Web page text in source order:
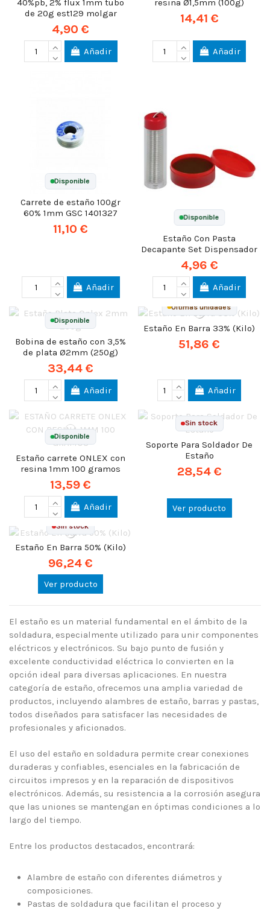
40%pb, 2% flux 1mm tubo
de 20g est129 molgar
4,90 €
Añadir
resina Ø1,5mm (100g)
14,41 €
Añadir
Disponible
Carrete de estaño 100gr
60% 1mm GSC 1401327
11,10 €
Añadir
Disponible
Estaño Con Pasta
Decapante Set Dispensador
4,96 €
Añadir
Disponible
Bobina de estaño con 3,5%
de plata Ø2mm (250g)
33,44 €
Añadir
Últimas unidades
Estaño En Barra 33% (Kilo)
51,86 €
Añadir
Disponible
Estaño carrete ONLEX con
resina 1mm 100 gramos
13,59 €
Añadir
Sin stock
Soporte Para Soldador De
Estaño
28,54 €
Ver producto
Sin stock
Estaño En Barra 50% (Kilo)
96,24 €
Ver producto
El estaño es un material fundamental en el ámbito de la
soldadura, especialmente utilizado para unir componentes
eléctricos y electrónicos. Su bajo punto de fusión y
excelente conductividad eléctrica lo convierten en la
opción ideal para diversas aplicaciones. En nuestra
categoría de estaño, ofrecemos una amplia variedad de
productos, incluyendo alambres de estaño, barras y pastas,
todos diseñados para satisfacer las necesidades de
profesionales y aficionados.
El uso del estaño en soldadura permite crear conexiones
duraderas y confiables, esenciales en la fabricación de
circuitos impresos y en la reparación de dispositivos
electrónicos. Además, su resistencia a la corrosión asegura
que las uniones se mantengan en óptimas condiciones a lo
largo del tiempo.
Entre los productos destacados, encontrará:
Alambre de estaño con diferentes diámetros y
composiciones.
Pastas de soldadura que facilitan el proceso y